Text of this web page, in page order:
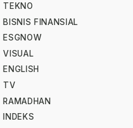
TEKNO
BISNIS FINANSIAL
ESGNOW
VISUAL
ENGLISH
TV
RAMADHAN
INDEKS